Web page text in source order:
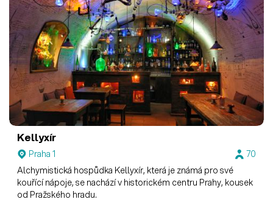
Kellyxír
Praha 1
70
Alchymistická hospůdka Kellyxír, která je známá pro své
kouřící nápoje, se nachází v historickém centru Prahy, kousek
od Pražského hradu.